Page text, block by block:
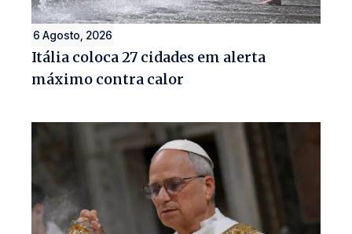
6 Agosto, 2026
Itália coloca 27 cidades em alerta
máximo contra calor